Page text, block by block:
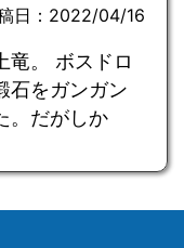
日：2022/04/16
竜。 ボスドロ
石をガンガン
。だがしか